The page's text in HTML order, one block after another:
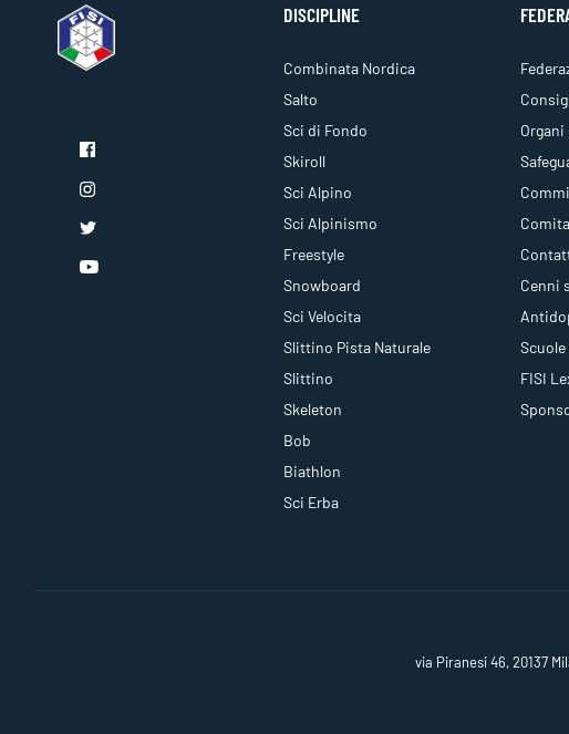
DISCIPLINE
Combinata Nordica
Salto
Sci di Fondo
Skiroll
Sci Alpino
Sci Alpinismo
Freestyle
Snowboard
Sci Velocita
Slittino Pista Naturale
Slittino
Skeleton
Bob
Biathlon
Sci Erba
Cenni
Scuole
FISI
via Piranesi 46, 20137